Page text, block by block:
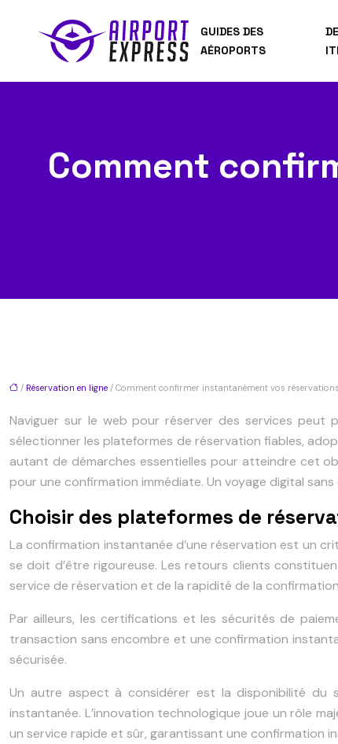
GUIDES DES
AÉROPORTS
Comment
/ Réservation en ligne / Comment confirmer instantanément vos
Naviguer sur le web pour réserver des services peut
sélectionner les plateformes de réservation fiables,
autant de démarches essentielles pour atteindre cet
pour une confirmation immédiate. Un voyage digital
Choisir des plateformes de
La confirmation instantanée d’une réservation est un
se doit d’être rigoureuse. Les retours clients
service de réservation et de la rapidité de la
Par ailleurs, les certifications et les sécurités de
transaction sans encombre et une confirmation
sécurisée.
Un autre aspect à considérer est la disponibilité du
instantanée. L’innovation technologique joue un rôle
un service rapide et sûr, garantissant une confirmation